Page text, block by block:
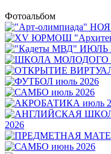
Фотоальбом